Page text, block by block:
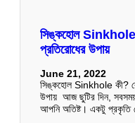
সিঙ্কহোল
প্রতিরোধের উপায়
June 21, 2022
সিঙ্কহোল Sinkhole কী?
উপায় আজ ছুটির দিন,
আপনি অতিষ্ট। একটু প্রকৃতি